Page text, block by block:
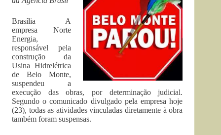
Brasília – A
empresa Norte
Energia,
responsável pela
construção da
Usina Hidrelétrica
de Belo Monte,
suspendeu a
execução das obras, por determinação judicial.
Segundo o comunicado divulgado pela empresa hoje
(23), todas as atividades vinculadas diretamente à obra
também foram suspensas.